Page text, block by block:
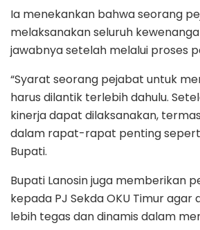
Ia menekankan bahwa seorang
melaksanakan seluruh
jawabnya setelah melalui proses
“Syarat seorang pejabat untuk
harus dilantik terlebih dahulu.
kinerja dapat dilaksanakan,
dalam rapat-rapat penting
Bupati.
Bupati Lanosin juga memberikan
kepada PJ Sekda OKU Timur
lebih tegas dan dinamis dalam